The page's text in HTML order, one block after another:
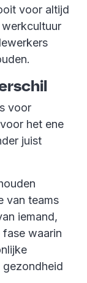
voor altijd
voor
het ene
juist
van teams
iemand,
fase waarin